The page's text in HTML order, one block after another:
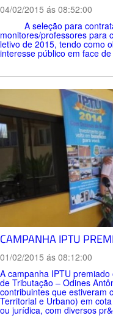
04/02/2015 ás 08:52:00
A seleção para
monitores/professores para
letivo de 2015, tendo como
interesse público em face
CAMPANHA IPTU
01/02/2015 ás 08:12:00
A campanha IPTU
de Tributação – Odines
contribuintes que estiveram
Territorial e Urbano) em
ou jurídica, com diversos